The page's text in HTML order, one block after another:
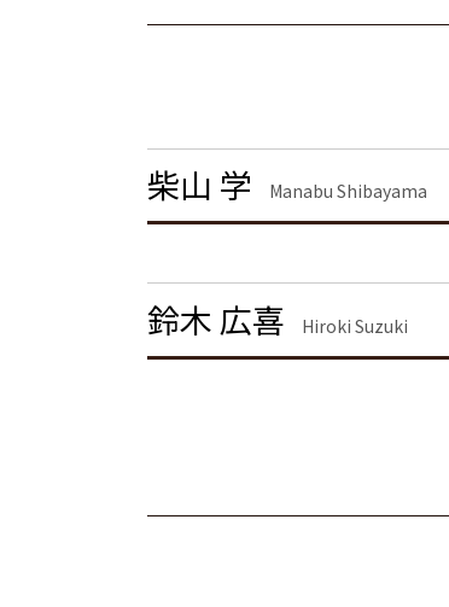
企業法務 弁護士
養育費 決め方
離婚協議
離婚調停 期間
離婚 慰謝料 相場 年収
不動産トラブル 品川区 弁護士
不動産トラブル 千葉県 弁護士
不動産トラブル 渋谷区 弁護士
労働問題 茨城県 弁護士
労働問題 東京都 弁護士
企業法務 栃木県 弁護士
刑事事件 栃木県 弁護士
柴山 学 Manabu Shibayama
鈴木 広喜 Hiroki Suzuki